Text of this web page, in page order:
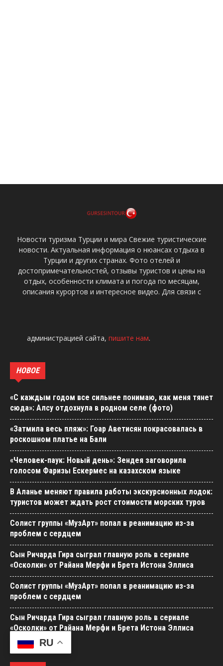
Новости туризма Турции и мира Свежие туристические
новости. Актуальная информация о нюансах отдыха в
Турции и других странах. Фото отелей и
достопримечательностей, отзывы туристов и цены на
отдых, особенности климата и погода по месяцам,
описания курортов и интересное видео. Для связи с
администрацией сайта, пишите нам.
НОВОЕ
«С каждым годом все сильнее понимаю, как меня тянет
сюда»: Алсу отдохнула в родном селе (фото)
«Затмила весь пляж»: Гоар Аветисян покрасовалась в
роскошном платье на Бали
«Человек-паук: Новый день»: Зендея заговорила
голосом Фаризы Ескермес на казахском языке
В Аланье меняют правила работы экскурсионных лодок:
туристов может ждать рост стоимости морских туров
Солист группы «МузАрт» попал в реанимацию из-за
проблем с сердцем
Сын Ричарда Гира сыграл главную роль в сериале
«Осколки» от Райана Мерфи и Брета Истона Эллиса
Солист группы «МузАрт» попал в реанимацию из-за
проблем с сердцем
Сын Ричарда Гира сыграл главную роль в сериале
«Осколки» от Райана Мерфи и Брета Истона Эллиса
RU